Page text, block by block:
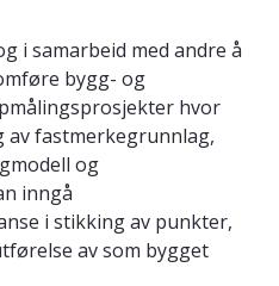
i samarbeid med andre å
bygg- og
hvor
fastmerkegrunnlag,
og
inngå
i stikking av punkter,
av som bygget